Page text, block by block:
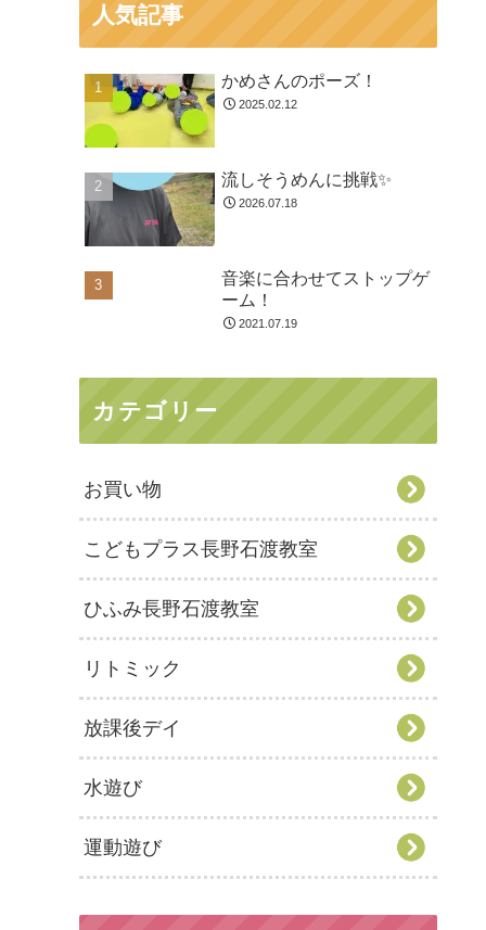
人気記事
かめさんのポーズ！
2025.02.12
流しそうめんに挑戦✨
2026.07.18
音楽に合わせてストップゲ
ーム！
2021.07.19
カテゴリー
お買い物
こどもプラス長野石渡教室
ひふみ長野石渡教室
リトミック
放課後デイ
水遊び
運動遊び